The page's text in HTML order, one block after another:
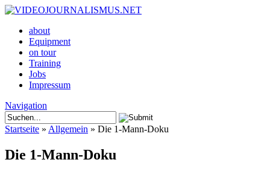
about
Equipment
on tour
Training
Jobs
Impressum
Navigation
Startseite » Allgemein » Die 1-Mann-Doku
Die 1-Mann-Doku